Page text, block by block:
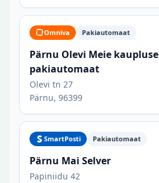
Omniva Pakiautomaat
Pärnu Olevi Meie kaupluse
pakiautomaat
Olevi tn 27
Pärnu, 96399
SmartPosti Pakiautomaat
Pärnu Mai Selver
Papiniidu 42